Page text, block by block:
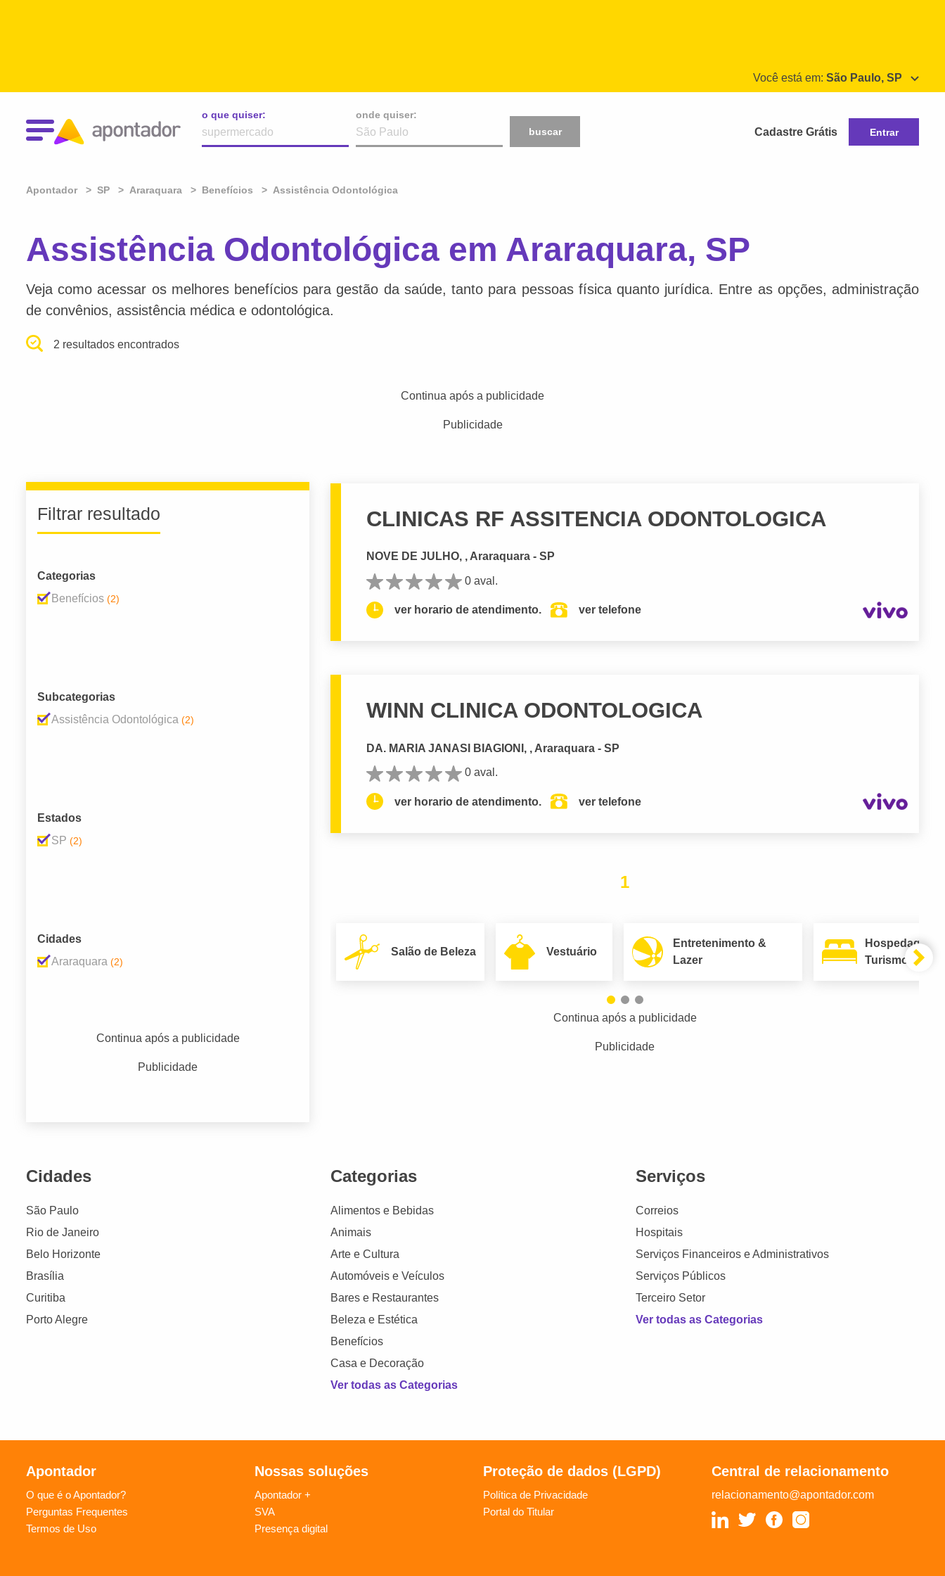
Você está em: São Paulo, SP
o que quiser:
onde quiser:
buscar
Cadastre Grátis Entrar
Apontador SP Araraquara Benefícios Assistência Odontológica
Assistência Odontológica em Araraquara, SP
Veja como acessar os melhores benefícios para gestão da saúde, tanto para pessoas física quanto jurídica. Entre as opções, administração
de convênios, assistência médica e odontológica.
2 resultados encontrados
Continua após a publicidade
Publicidade
Filtrar resultado
Categorias
Benefícios (2)
Subcategorias
Assistência Odontológica (2)
Estados
SP (2)
Cidades
Araraquara (2)
Continua após a publicidade
Publicidade
CLINICAS RF ASSITENCIA ODONTOLOGICA
NOVE DE JULHO, , Araraquara - SP
0 aval.
ver horario de atendimento. ver telefone
WINN CLINICA ODONTOLOGICA
DA. MARIA JANASI BIAGIONI, , Araraquara - SP
0 aval.
ver horario de atendimento. ver telefone
1
Salão de Beleza Vestuário
Entretenimento &
Lazer
Hospedagem
Turismo
Continua após a publicidade
Publicidade
Cidades
São Paulo
Rio de Janeiro
Belo Horizonte
Brasília
Curitiba
Porto Alegre
Categorias
Alimentos e Bebidas
Animais
Arte e Cultura
Automóveis e Veículos
Bares e Restaurantes
Beleza e Estética
Benefícios
Casa e Decoração
Ver todas as Categorias
Serviços
Correios
Hospitais
Serviços Financeiros e Administrativos
Serviços Públicos
Terceiro Setor
Ver todas as Categorias
Apontador
O que é o Apontador?
Perguntas Frequentes
Termos de Uso
Nossas soluções
Apontador +
SVA
Presença digital
Proteção de dados (LGPD)
Política de Privacidade
Portal do Titular
Central de relacionamento
relacionamento@apontador.com